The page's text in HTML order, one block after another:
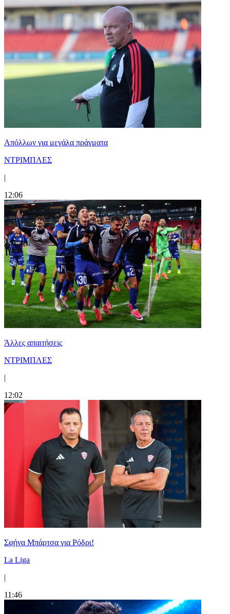
Απόλλων για μεγάλα πράγματα
ΝΤΡΙΜΠΛΕΣ
|
12:06
Άλλες απαιτήσεις
ΝΤΡΙΜΠΛΕΣ
|
12:02
Σφήνα Μπάρτσα για Ρόδρι!
La Liga
|
11:46